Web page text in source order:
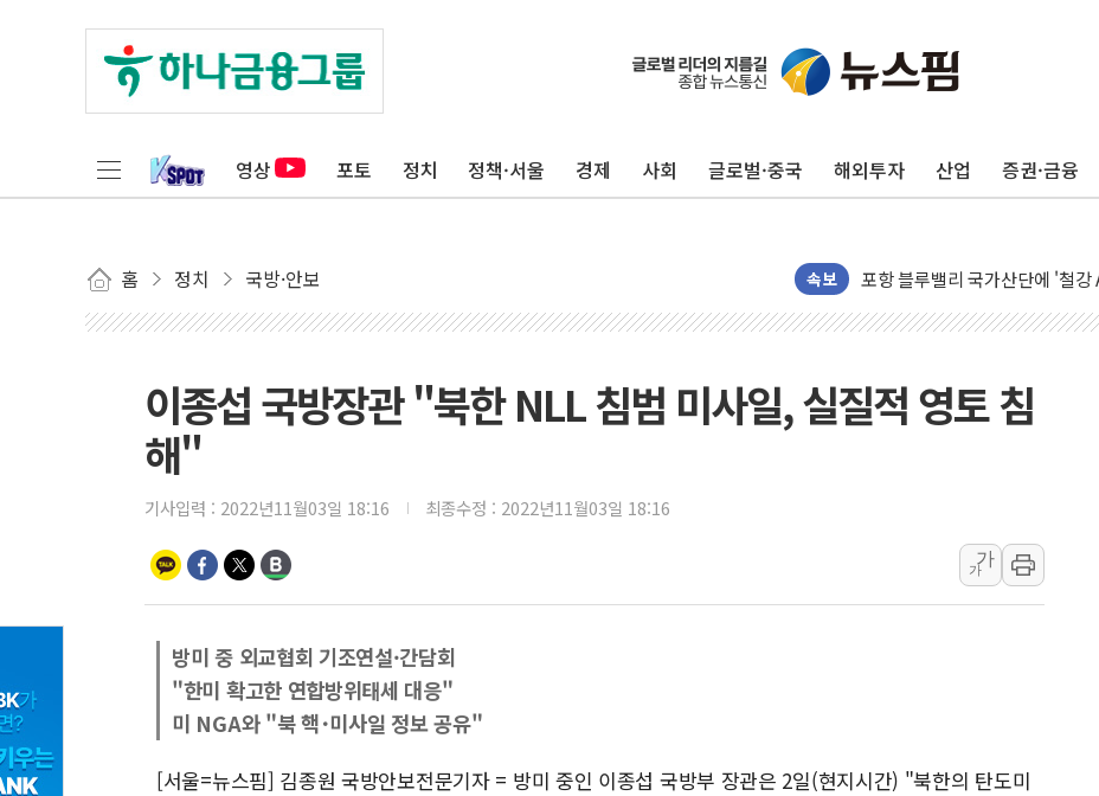
영상 포토 정치 정책·서울 경제 사회 글로벌·중국 해외투자 산업 증권·금융
홈 정치 국방·안보 속보
125mm 폭우 쏟아진 울진...'두
평택 진위면 공장서 질식사고
상주 낙동강 선착장 하류서 50대
[종합] 김민석, 정청래에 누적
인천서 말다툼 중 어머니 살해
김민석, 강원·대구·경북 경선
[속보] 민주, 강원 경선 결과 발
정재헌 CEO, SKT 장기고객
홈플러스發 대형마트 판매, 역
이종섭 국방장관 "북한 NLL 침범 미사일, 실질적 영토 침
해"
기사입력 : 2022년11월03일 18:16 최종수정 : 2022년11월03일 18:16
가
가
방미 중 외교협회 기조연설·간담회
"한미 확고한 연합방위태세 대응"
미 NGA와 "북 핵･미사일 정보 공유"
[서울=뉴스핌] 김종원 국방안보전문기자 = 방미 중인 이종섭 국방부 장관은 2일(현지시간) "북한의 탄도미